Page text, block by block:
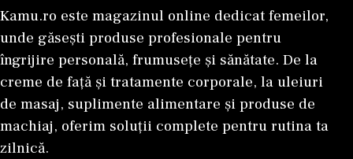
Kamu.ro este magazinul online dedicat femeilor,
unde găsești produse profesionale pentru
îngrijire personală, frumusețe și sănătate. De la
creme de față și tratamente corporale, la uleiuri
de masaj, suplimente alimentare și produse de
machiaj, oferim soluții complete pentru rutina ta
zilnică.